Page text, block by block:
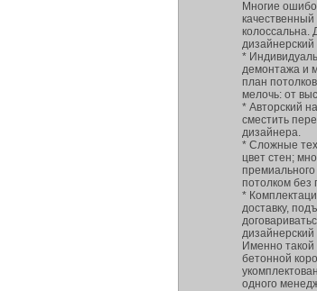
Многие
колоссальна.
*
демонтажа и
план
мелочь: от
* Авторский
сместить
дизайнера.
* Сложные
цвет стен;
потолком
*
доставку,
Именно
бетонной
одного